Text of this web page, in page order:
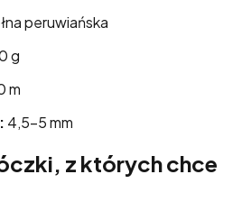
peruwiańska
g
m
4,5–5 mm
z których chce